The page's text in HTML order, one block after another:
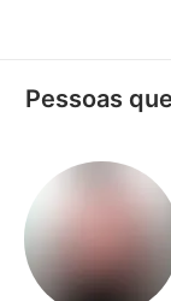
Pessoas